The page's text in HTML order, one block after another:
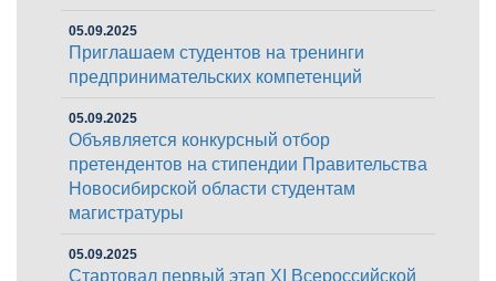
05.09.2025
Приглашаем студентов на тренинги
предпринимательских компетенций
05.09.2025
Объявляется конкурсный отбор
претендентов на стипендии Правительства
Новосибирской области студентам
магистратуры
05.09.2025
Стартовал первый этап XI Всероссийской